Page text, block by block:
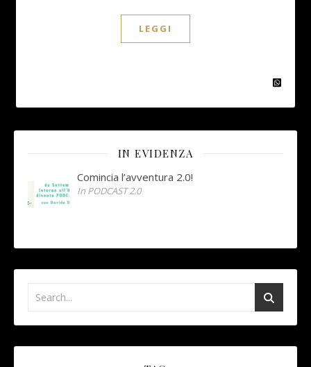
LEGGI
IN EVIDENZA
Comincia l’avventura 2.0!
In PODCAST 2.0